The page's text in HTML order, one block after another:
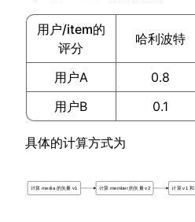
用户/item的
评分
哈利波特
用户A 0.8
用户B
0.1
具体的计算方式为
计算 media 的矢量 v1 计算 member 的矢量 v2 计算 v1 和